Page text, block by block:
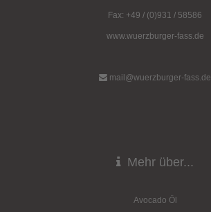
Fax: +49 / (0)931 / 58586
www.wuerzburger-fass.de
mail@wuerzburger-fass.de
Mehr über...
Avocado Öl